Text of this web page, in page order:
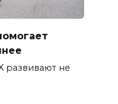
развивают не